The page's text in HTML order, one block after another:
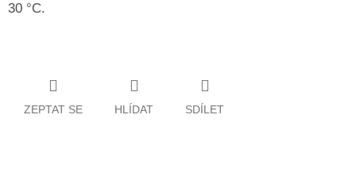
30 °C.
ZEPTAT SE HLÍDAT SDÍLET